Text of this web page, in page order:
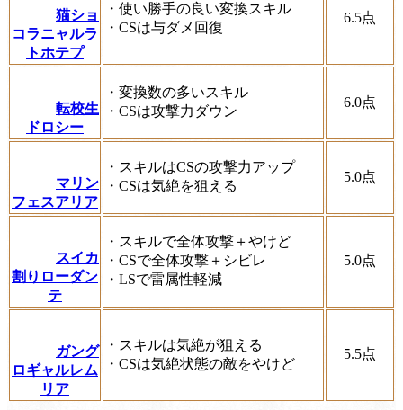
猫ショ
コラニャルラ
トホテプ
・使い勝手の良い変換スキル
・CSは与ダメ回復
6.5点
転校生
ドロシー
・変換数の多いスキル
・CSは攻撃力ダウン
6.0点
マリン
フェスアリア
・スキルはCSの攻撃力アップ
・CSは気絶を狙える
5.0点
スイカ
割りローダン
テ
・スキルで全体攻撃＋やけど
・CSで全体攻撃＋シビレ
・LSで雷属性軽減
5.0点
ガング
ロギャルレム
リア
・スキルは気絶が狙える
・CSは気絶状態の敵をやけど
5.5点